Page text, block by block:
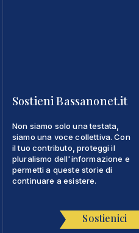
Sostieni Bassanonet.it
Non siamo solo una testata,
siamo una voce collettiva. Con
il tuo contributo, proteggi il
pluralismo dell'informazione e
permetti a queste storie di
continuare a esistere.
Sostienici